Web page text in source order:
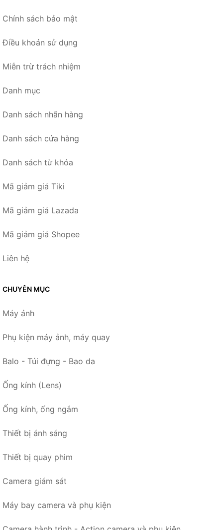
Chính sách bảo mật
Điều khoản sử dụng
Miễn trừ trách nhiệm
Danh mục
Danh sách nhãn hàng
Danh sách cửa hàng
Danh sách từ khóa
Mã giảm giá Tiki
Mã giảm giá Lazada
Mã giảm giá Shopee
Liên hệ
CHUYÊN MỤC
Máy ảnh
Phụ kiện máy ảnh, máy quay
Balo - Túi đựng - Bao da
Ống kính (Lens)
Ống kính, ống ngắm
Thiết bị ánh sáng
Thiết bị quay phim
Camera giám sát
Máy bay camera và phụ kiện